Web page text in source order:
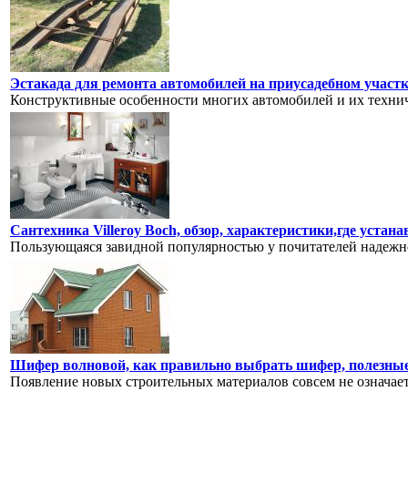
Эстакада для ремонта автомобилей на приусадебном
Конструктивные особенности многих автомобилей и их
Сантехника Villeroy Boch, обзор, характеристики,где
Пользующаяся завидной популярностью у почитателей
Шифер волновой, как правильно выбрать шифер,
Появление новых строительных материалов совсем не